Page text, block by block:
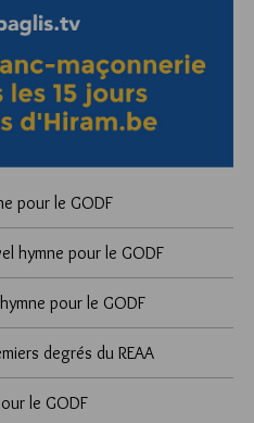
pour le GODF
hymne pour le GODF
pour le GODF
degrés du REAA
le GODF